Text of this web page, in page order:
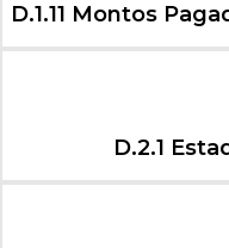
D.1.11 Montos
D.2.1